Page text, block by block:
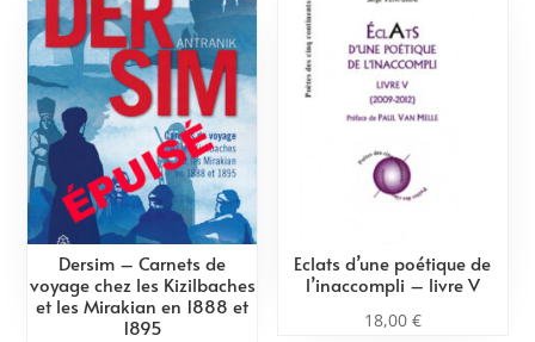
Dersim – Carnets de
voyage chez les Kizilbaches
et les Mirakian en 1888 et
1895
Eclats d’une poétique de
l’inaccompli – livre V
18,00 €